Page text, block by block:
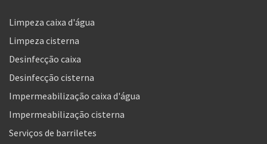
Limpeza caixa d'água
Limpeza cisterna
Desinfecção caixa
Desinfecção cisterna
Impermeabilização caixa d'água
Impermeabilização cisterna
Serviços de barriletes